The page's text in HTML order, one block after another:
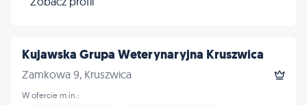
Kujawska Grupa Weterynaryjna Kruszwica
Zamkowa 9, Kruszwica
W ofercie m.in.: